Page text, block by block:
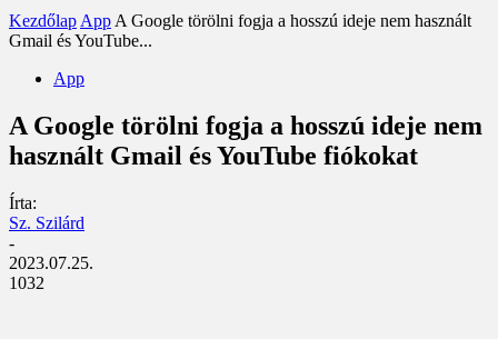
Kezdőlap App A Google törölni fogja a hosszú ideje nem használt
Gmail és YouTube...
App
A Google törölni fogja a hosszú ideje nem
használt Gmail és YouTube fiókokat
Írta:
Sz. Szilárd
-
2023.07.25.
1032